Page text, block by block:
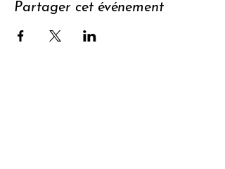
Partager cet événement